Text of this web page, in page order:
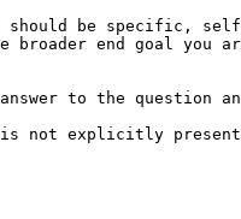
be specific,
broader end goal you
to the question
is not explicitly